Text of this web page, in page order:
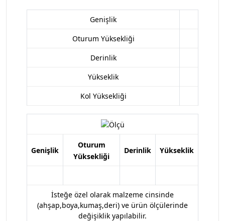
Genişlik
Oturum Yüksekliği
Derinlik
Yükseklik
Kol Yüksekliği
Genişlik
Oturum
Yüksekliği
Derinlik Yükseklik
İsteğe özel olarak malzeme cinsinde
(ahşap,boya,kumaş,deri) ve ürün ölçülerinde
değişiklik yapılabilir.